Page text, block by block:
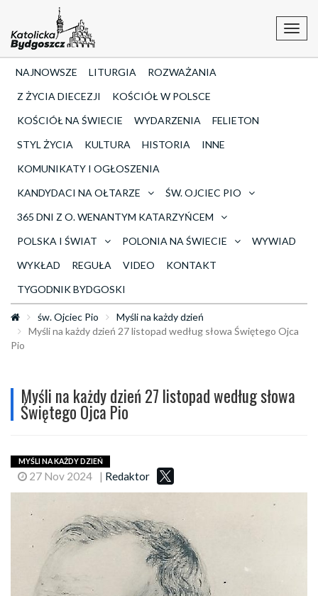
NAJNOWSZE LITURGIA
ROZWAŻANIA
Z ŻYCIA DIECEZJI
KOŚCIÓŁ W POLSCE
KOŚCIÓŁ NA ŚWIECIE
WYDARZENIA
FELIETON
STYL ŻYCIA
KULTURA HISTORIA
INNE
KOMUNIKATY I OGŁOSZENIA
KANDYDACI NA OŁTARZE
ŚW. OJCIEC PIO
365 DNI Z O. WENANTYM KATARZYŃCEM
POLSKA I ŚWIAT
POLONIA NA ŚWIECIE
WYWIAD
WYKŁAD
REGUŁA VIDEO
KONTAKT
TYGODNIK BYDGOSKI
św. Ojciec Pio
Myśli na każdy dzień
Myśli na każdy dzień 27 listopad według słowa Świętego Ojca
Pio
Myśli na każdy dzień 27 listopad według słowa
Świętego Ojca Pio
MYŚLI NA KAŻDY DZIEŃ
27 Nov 2024 | Redaktor